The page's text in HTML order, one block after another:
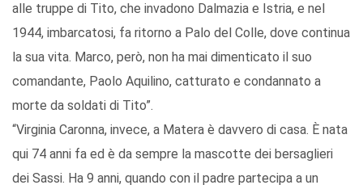
alle truppe di Tito, che invadono Dalmazia e Istria, e nel
1944, imbarcatosi, fa ritorno a Palo del Colle, dove continua
la sua vita. Marco, però, non ha mai dimenticato il suo
comandante, Paolo Aquilino, catturato e condannato a
morte da soldati di Tito”.
“Virginia Caronna, invece, a Matera è davvero di casa. È nata
qui 74 anni fa ed è da sempre la mascotte dei bersaglieri
dei Sassi. Ha 9 anni, quando con il padre partecipa a un